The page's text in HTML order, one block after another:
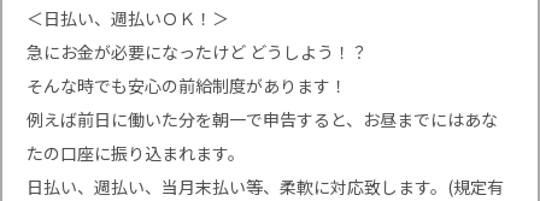
＜日払い、週払いＯＫ！＞
急にお金が必要になったけど どうしよう！？
そんな時でも安心の前給制度があります！
例えば前日に働いた分を朝一で申告すると、お昼までにはあな
たの口座に振り込まれます。
日払い、週払い、当月末払い等、柔軟に対応致します。(規定有